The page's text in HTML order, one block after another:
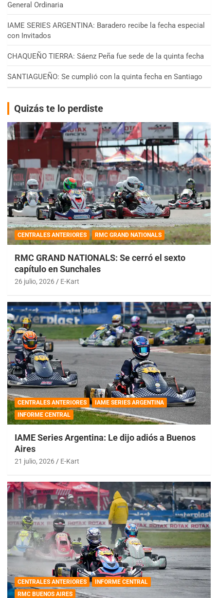
General Ordinaria
IAME SERIES ARGENTINA: Baradero recibe la fecha especial
con Invitados
CHAQUEÑO TIERRA: Sáenz Peña fue sede de la quinta fecha
SANTIAGUEÑO: Se cumplió con la quinta fecha en Santiago
Quizás te lo perdiste
CENTRALES ANTERIORES RMC GRAND NATIONALS
RMC GRAND NATIONALS: Se cerró el sexto
capítulo en Sunchales
26 julio, 2026 E-Kart
CENTRALES ANTERIORES
IAME SERIES ARGENTINA
INFORME CENTRAL
IAME Series Argentina: Le dijo adiós a Buenos
Aires
21 julio, 2026 E-Kart
CENTRALES ANTERIORES
INFORME CENTRAL
RMC BUENOS AIRES